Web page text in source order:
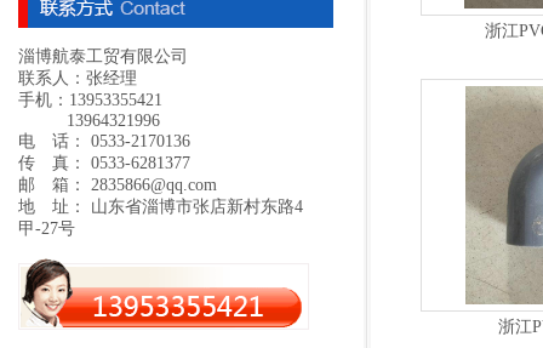
淄博航泰工贸有限公司
联系人：张经理
手机：13953355421
13964321996
电 话： 0533-2170136
传 真： 0533-6281377
邮 箱： 2835866@qq.com
地 址： 山东省淄博市张店新村东路4
甲-27号
浙江
浙江